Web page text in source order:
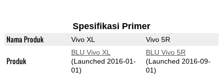
Spesifikasi Primer
Nama Produk Vivo XL Vivo 5R
Produk
BLU Vivo XL
(Launched 2016-01-
01)
BLU Vivo 5R
(Launched 2016-09-
01)